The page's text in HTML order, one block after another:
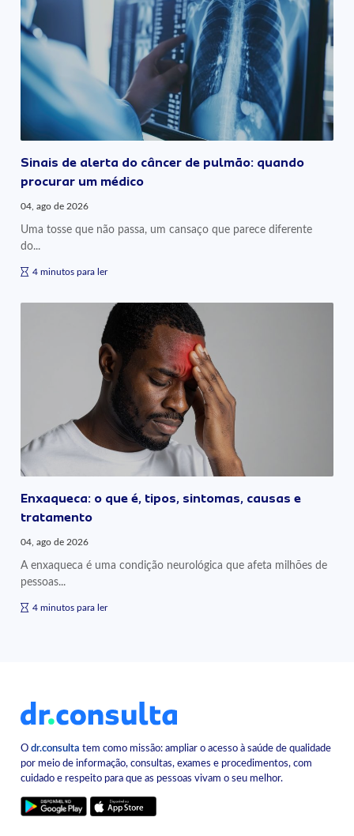
Sinais de alerta do câncer de pulmão: quando
procurar um médico
04, ago de 2026
Uma tosse que não passa, um cansaço que parece diferente
do...
4 minutos para ler
Enxaqueca: o que é, tipos, sintomas, causas e
tratamento
04, ago de 2026
A enxaqueca é uma condição neurológica que afeta milhões de
pessoas...
4 minutos para ler
Odr.consulta tem como missão: ampliar o acesso à saúde de qualidade
por meio de informação, consultas, exames e procedimentos, com
cuidado e respeito para que as pessoas vivam o seu melhor.